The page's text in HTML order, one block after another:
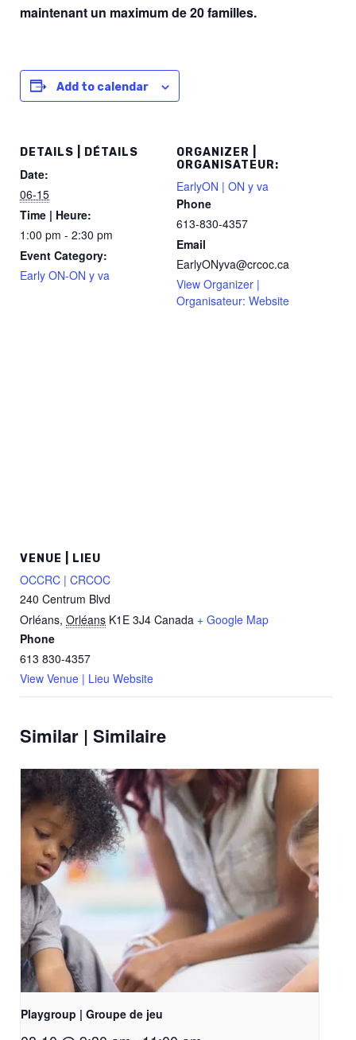
maintenant un maximum de 20 familles.
Add to calendar
DETAILS | DÉTAILS
Date:
06-15
Time | Heure:
1:00 pm - 2:30 pm
Event Category:
Early ON-ON y va
ORGANIZER |
ORGANISATEUR:
EarlyON | ON y va
Phone
613-830-4357
Email
EarlyONyva@crcoc.ca
View Organizer |
Organisateur: Website
VENUE | LIEU
OCCRC | CRCOC
240 Centrum Blvd
Orléans, Orléans K1E 3J4 Canada + Google Map
Phone
613 830-4357
View Venue | Lieu Website
Similar | Similaire
Playgroup | Groupe de jeu